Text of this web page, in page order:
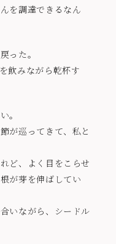
を調達できるなん
った。
飲みながら乾杯す
。
が巡ってきて、私と
ど、よく目をこらせ
が芽を伸ばしてい
いながら、シードル